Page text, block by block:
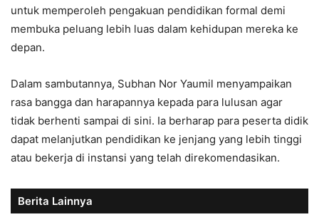
untuk memperoleh pengakuan pendidikan formal demi
membuka peluang lebih luas dalam kehidupan mereka ke
depan.
Dalam sambutannya, Subhan Nor Yaumil menyampaikan
rasa bangga dan harapannya kepada para lulusan agar
tidak berhenti sampai di sini. Ia berharap para peserta didik
dapat melanjutkan pendidikan ke jenjang yang lebih tinggi
atau bekerja di instansi yang telah direkomendasikan.
Berita Lainnya